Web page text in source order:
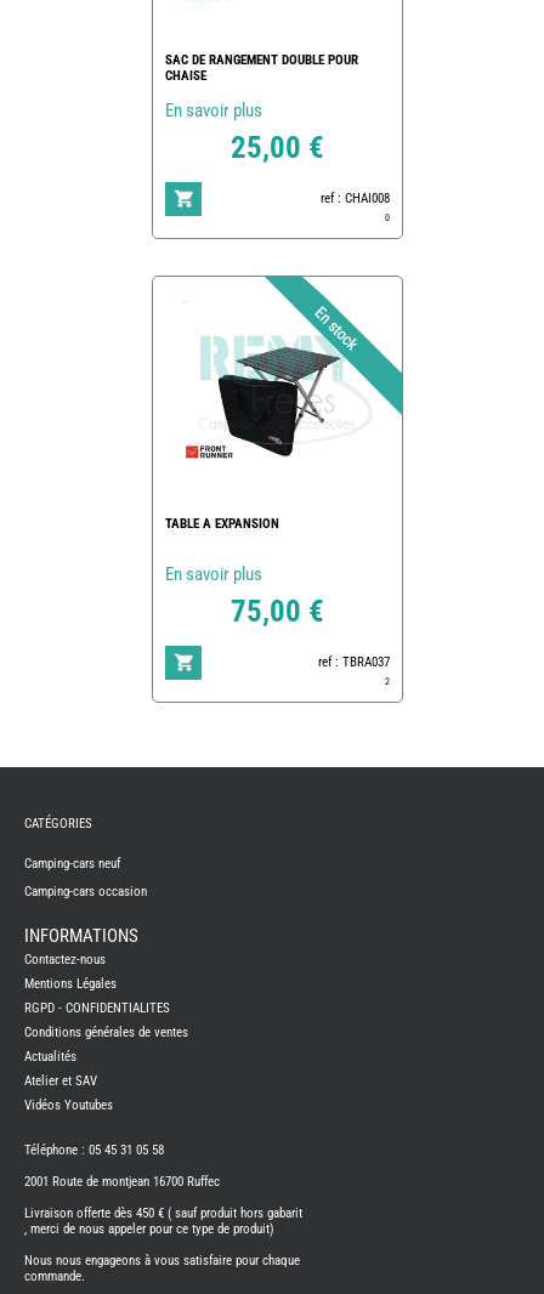
SAC DE RANGEMENT DOUBLE POUR
CHAISE
En savoir plus
25,00 €
ref : CHAI008
0
TABLE A EXPANSION
En savoir plus
75,00 €
ref : TBRA037
2
CAMPING-
NEUFS
CAMPING-
CAMPING-
BENIMAR
CAMPING-
CARADO
CAMPING-
ITINEO
CAMPING-
OCCASION
CARADO
CATÉGORIES
Camping-cars neuf
Camping-cars occasion
INFORMATIONS
Contactez-nous
Mentions Légales
RGPD - CONFIDENTIALITES
Conditions générales de ventes
Actualités
Atelier et SAV
Vidéos Youtubes
Téléphone : 05 45 31 05 58
2001 Route de montjean 16700 Ruffec
Livraison offerte dès 450 € ( sauf produit hors gabarit
, merci de nous appeler pour ce type de produit)
Nous nous engageons à vous satisfaire pour chaque
commande.